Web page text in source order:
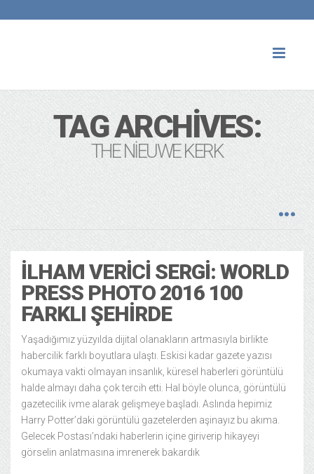
TAG ARCHIVES:
THE NIEUWE KERK
İLHAM VERICI SERGI: WORLD
PRESS PHOTO 2016 100
FARKLI ŞEHIRDE
Yaşadığımız yüzyılda dijital olanakların artmasıyla birlikte
habercilik farklı boyutlara ulaştı. Eskisi kadar gazete yazısı
okumaya vakti olmayan insanlık, küresel haberleri görüntülü
halde almayı daha çok tercih etti. Hal böyle olunca, görüntülü
gazetecilik ivme alarak gelişmeye başladı. Aslında hepimiz
Harry Potter’daki görüntülü gazetelerden aşinayız bu akıma.
Gelecek Postası’ndaki haberlerin içine giriverip hikayeyi
görselin anlatmasına imrenerek bakardık